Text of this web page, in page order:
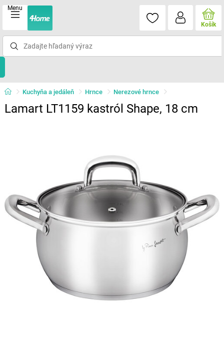
Menu
Košík
Kuchyňa a jedáleň Hrnce Nerezové hrnce
Lamart LT1159 kastról Shape, 18 cm